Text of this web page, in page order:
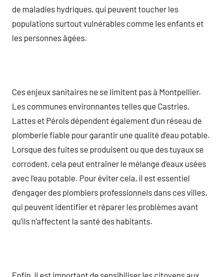
de maladies hydriques, qui peuvent toucher les
populations surtout vulnérables comme les enfants et
les personnes âgées.
Ces enjeux sanitaires ne se limitent pas à Montpellier.
Les communes environnantes telles que Castries,
Lattes et Pérols dépendent également d’un réseau de
plomberie fiable pour garantir une qualité d’eau potable.
Lorsque des fuites se produisent ou que des tuyaux se
corrodent, cela peut entraîner le mélange d’eaux usées
avec l’eau potable. Pour éviter cela, il est essentiel
d’engager des plombiers professionnels dans ces villes,
qui peuvent identifier et réparer les problèmes avant
qu’ils n’affectent la santé des habitants.
Enfin, il est important de sensibiliser les citoyens aux